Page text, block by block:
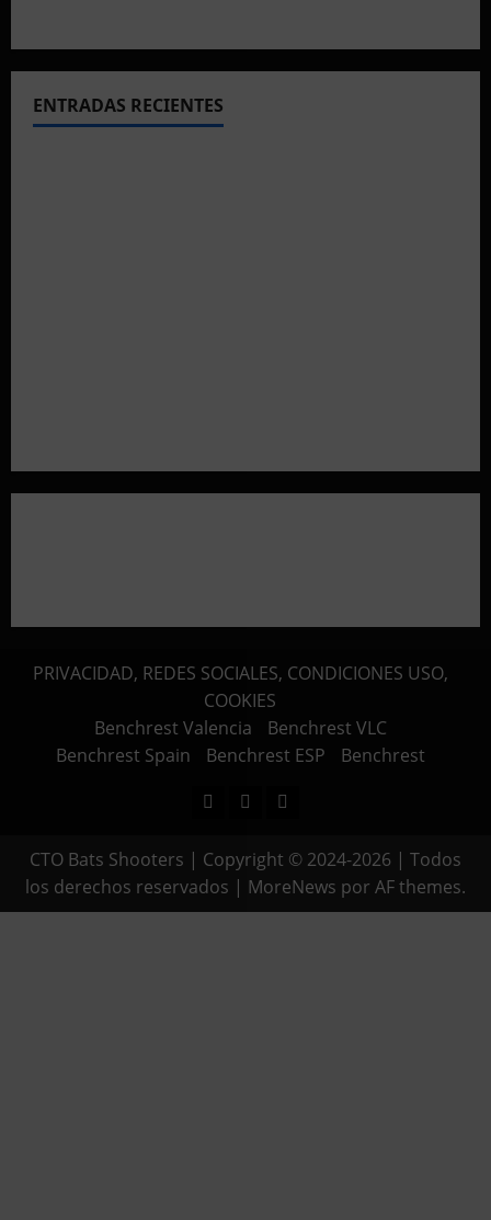
ENTRADAS RECIENTES
PRIVACIDAD, REDES SOCIALES, CONDICIONES USO,
COOKIES
Benchrest Valencia
Benchrest VLC
Benchrest Spain
Benchrest ESP Benchrest
FacebookInstagramYoutube
CTO Bats Shooters | Copyright © 2024-2026 | Todos
los derechos reservados | MoreNews por AF themes.